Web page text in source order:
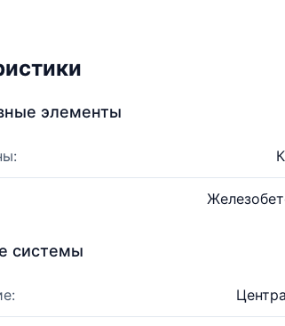
элементы
системы